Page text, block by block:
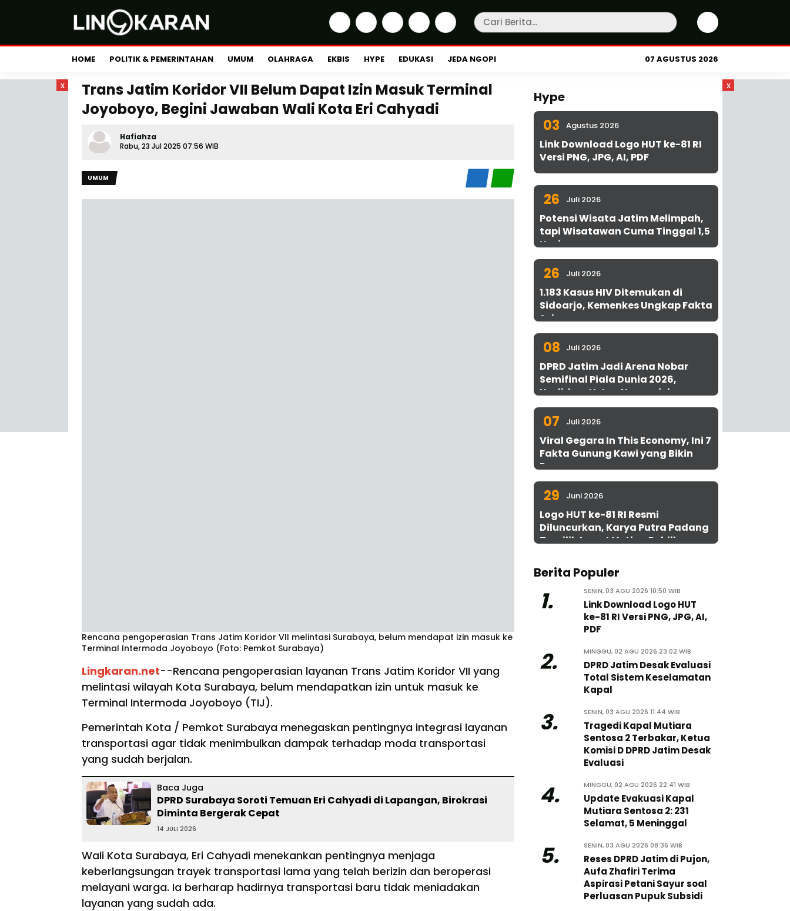
HOME POLITIK & PEMERINTAHAN UMUM OLAHRAGA EKBIS HYPE EDUKASI JEDA NGOPI 07 AGUSTUS 2026
x x
Trans Jatim Koridor VII Belum Dapat Izin Masuk Terminal
Joyoboyo, Begini Jawaban Wali Kota Eri Cahyadi
Hafiahza
Rabu, 23 Jul 2025 07:56 WIB
UMUM
Rencana pengoperasian Trans Jatim Koridor VII melintasi Surabaya, belum mendapat izin masuk ke
Terminal Intermoda Joyoboyo (Foto: Pemkot Surabaya)
Lingkaran.net--Rencana pengoperasian layanan Trans Jatim Koridor VII yang
melintasi wilayah Kota Surabaya, belum mendapatkan izin untuk masuk ke
Terminal Intermoda Joyoboyo (TIJ).
Pemerintah Kota / Pemkot Surabaya menegaskan pentingnya integrasi layanan
transportasi agar tidak menimbulkan dampak terhadap moda transportasi
yang sudah berjalan.
Baca Juga
DPRD Surabaya Soroti Temuan Eri Cahyadi di Lapangan, Birokrasi
Diminta Bergerak Cepat
14 JULI 2026
Wali Kota Surabaya, Eri Cahyadi menekankan pentingnya menjaga
keberlangsungan trayek transportasi lama yang telah berizin dan beroperasi
melayani warga. Ia berharap hadirnya transportasi baru tidak meniadakan
layanan yang sudah ada.
Hype
03 Agustus 2026
Link Download Logo HUT ke-81 RI
Versi PNG, JPG, AI, PDF
26 Juli 2026
Potensi Wisata Jatim Melimpah,
tapi Wisatawan Cuma Tinggal 1,5
Hari
26 Juli 2026
1.183 Kasus HIV Ditemukan di
Sidoarjo, Kemenkes Ungkap Fakta
Sebenarnya
08 Juli 2026
DPRD Jatim Jadi Arena Nobar
Semifinal Piala Dunia 2026,
Hadirkan Uston Nawawi dan
UMKM Gratis untuk 1.000 Warga
07 Juli 2026
Viral Gegara In This Economy, Ini 7
Fakta Gunung Kawi yang Bikin
Penasaran
29 Juni 2026
Logo HUT ke-81 RI Resmi
Diluncurkan, Karya Putra Padang
Terpilih Lewat Voting Publik
Berita Populer
1. SENIN, 03 AGU 2026 10:50 WIB
Link Download Logo HUT
ke-81 RI Versi PNG, JPG, AI,
PDF
2. MINGGU, 02 AGU 2026 23:02 WIB
DPRD Jatim Desak Evaluasi
Total Sistem Keselamatan
Kapal
3. SENIN, 03 AGU 2026 11:44 WIB
Tragedi Kapal Mutiara
Sentosa 2 Terbakar, Ketua
Komisi D DPRD Jatim Desak
Evaluasi
4. MINGGU, 02 AGU 2026 22:41 WIB
Update Evakuasi Kapal
Mutiara Sentosa 2: 231
Selamat, 5 Meninggal
5. SENIN, 03 AGU 2026 08:36 WIB
Reses DPRD Jatim di Pujon,
Aufa Zhafiri Terima
Aspirasi Petani Sayur soal
Perluasan Pupuk Subsidi